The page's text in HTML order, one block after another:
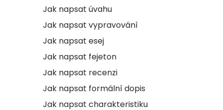
Jak napsat úvahu
Jak napsat vypravování
Jak napsat esej
Jak napsat fejeton
Jak napsat recenzi
Jak napsat formální dopis
Jak napsat charakteristiku